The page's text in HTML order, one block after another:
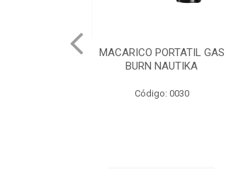
MACARICO PORTATIL GAS
BURN NAUTIKA
Código: 0030